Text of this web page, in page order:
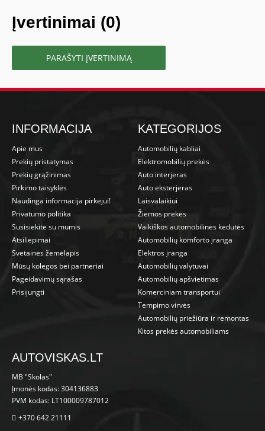
Įvertinimai (0)
PARAŠYTI ĮVERTINIMĄ
INFORMACIJA
Apie mus
Prekių pristatymas
Prekių grąžinimas
Pirkimo taisyklės
Naudinga informacija pirkėjui!
Privatumo politika
Susisiekite su mumis
Atsiliepimai
Svetainės žemėlapis
Mūsų kolegos bei partneriai
Pageidavimų sąrašas
Prisijungti
KATEGORIJOS
Automobilių kabliai
Elektromobilių prekės
Auto interjeras
Auto eksterjeras
Laisvalaikiui
Žiemos prekės
Vaikiškos automobilinės kėdutės
Automobilių komforto įranga
Elektros įranga
Automobilių valytuvai
Automobilių apšvietimas
Komerciniam transportui
Tempimo virvės
Automobilių priežiūra ir remontas
Kitos prekės automobiliams
AUTOVISKAS.LT
MB "Skolas"
Įmonės kodas: 304136883
PVM kodas: LT100009787012
+370 642 21111